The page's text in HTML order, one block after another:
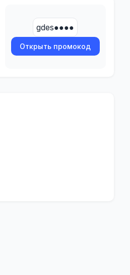
gdes●●●●
Открыть промокод